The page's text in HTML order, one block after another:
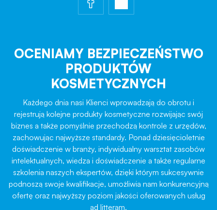
OCENIAMY BEZPIECZEŃSTWO
PRODUKTÓW
KOSMETYCZNYCH
Każdego dnia nasi Klienci wprowadzają do obrotu i
rejestrują kolejne produkty kosmetyczne rozwijając swój
biznes a także pomyślnie przechodzą kontrole z urzędów,
zachowując najwyższe standardy. Ponad dziesięcioletnie
doświadczenie w branży, indywidualny warsztat zasobów
intelektualnych, wiedza i doświadczenie a także regularne
szkolenia naszych ekspertów, dzięki którym sukcesywnie
podnoszą swoje kwalifikacje, umożliwia nam konkurencyjną
ofertę oraz najwyższy poziom jakości oferowanych usług
ad litteram.